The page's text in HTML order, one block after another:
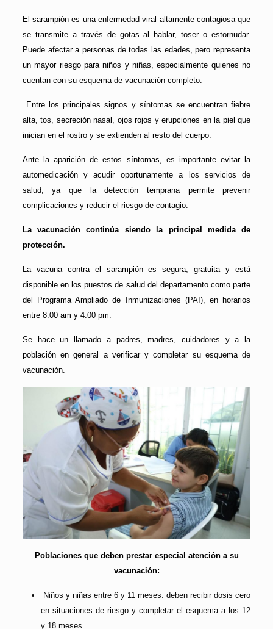
El sarampión es una enfermedad viral altamente contagiosa que
se transmite a través de gotas al hablar, toser o estornudar.
Puede afectar a personas de todas las edades, pero representa
un mayor riesgo para niños y niñas, especialmente quienes no
cuentan con su esquema de vacunación completo.
Entre los principales signos y síntomas se encuentran fiebre
alta, tos, secreción nasal, ojos rojos y erupciones en la piel que
inician en el rostro y se extienden al resto del cuerpo.
Ante la aparición de estos síntomas, es importante evitar la
automedicación y acudir oportunamente a los servicios de
salud, ya que la detección temprana permite prevenir
complicaciones y reducir el riesgo de contagio.
La vacunación continúa siendo la principal medida de
protección.
La vacuna contra el sarampión es segura, gratuita y está
disponible en los puestos de salud del departamento como parte
del Programa Ampliado de Inmunizaciones (PAI), en horarios
entre 8:00 am y 4:00 pm.
Se hace un llamado a padres, madres, cuidadores y a la
población en general a verificar y completar su esquema de
vacunación.
Poblaciones que deben prestar especial atención a su
vacunación:
⁠ ⁠Niños y niñas entre 6 y 11 meses: deben recibir dosis cero
en situaciones de riesgo y completar el esquema a los 12
y 18 meses.